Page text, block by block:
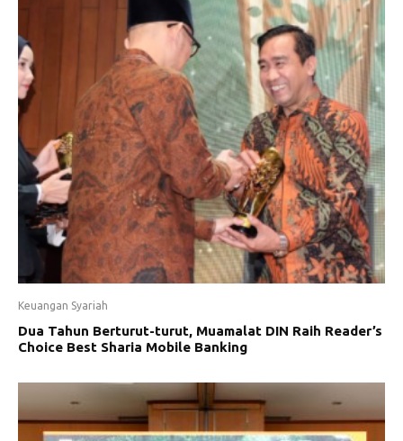
Keuangan Syariah
Dua Tahun Berturut-turut, Muamalat DIN Raih Reader’s
Choice Best Sharia Mobile Banking